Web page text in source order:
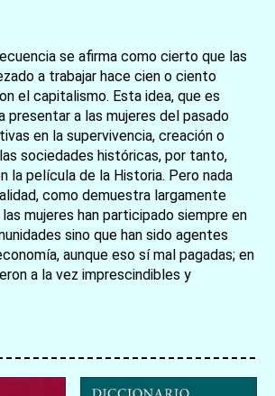
se afirma como cierto que las
a trabajar hace cien o ciento
el capitalismo. Esta idea, que es
presentar a las mujeres del pasado
en la supervivencia, creación o
sociedades históricas, por tanto,
la película de la Historia. Pero nada
como demuestra largamente
mujeres han participado siempre en
sino que han sido agentes
aunque eso sí mal pagadas; en
a la vez imprescindibles y